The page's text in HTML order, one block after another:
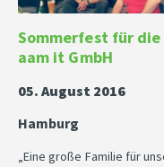
Sommerfest für
aam it GmbH
05. August 2016
Hamburg
„Eine große Familie für